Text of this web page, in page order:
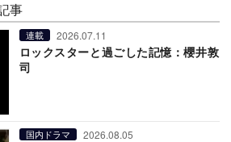
事
連載 2026.07.11
ロックスターと過ごした記憶：櫻井敦
司
国内ドラマ 2026.08.05